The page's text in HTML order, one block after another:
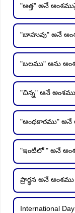
"అత్త" అనే
"బాహువు" అనే
"బలము" అను
"చిన్న" అనే
"అంధకారము" అనే
"ఇంటిలో " అనే
ప్రార్ధన అనే
International